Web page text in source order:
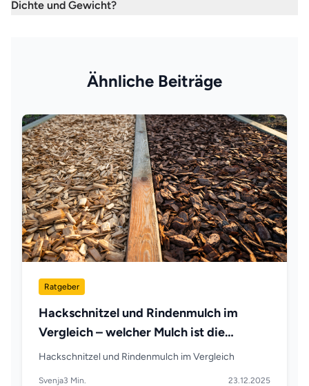
Dichte und Gewicht?
Ähnliche Beiträge
Ratgeber
Hackschnitzel und Rindenmulch im
Vergleich – welcher Mulch ist die
bessere Wahl für Ihren Garten?
Hackschnitzel und Rindenmulch im Vergleich
Svenja3 Min. 23.12.2025